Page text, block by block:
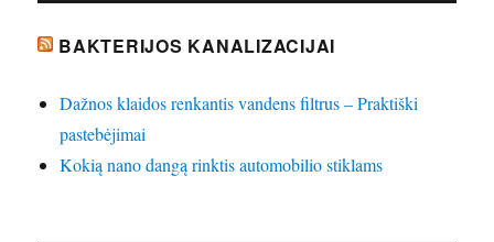
BAKTERIJOS KANALIZACIJAI
Dažnos klaidos renkantis vandens filtrus – Praktiški
pastebėjimai
Kokią nano dangą rinktis automobilio stiklams